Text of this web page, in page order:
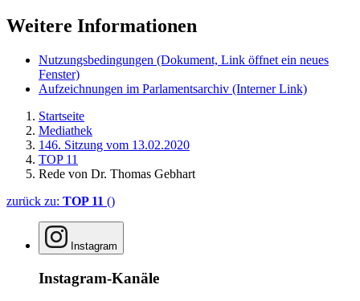
Weitere Informationen
Nutzungsbedingungen (Dokument, Link öffnet ein neues
Fenster)
Aufzeichnungen im Parlamentsarchiv (Interner Link)
Startseite
Mediathek
146. Sitzung vom 13.02.2020
TOP 11
Rede von Dr. Thomas Gebhart
zurück zu: TOP 11 ()
Instagram
Instagram-Kanäle